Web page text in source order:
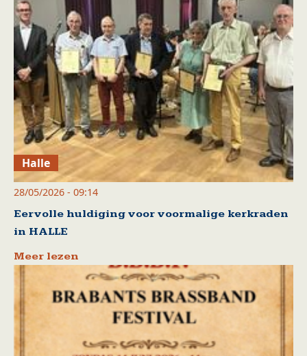
Halle
28/05/2026 - 09:14
Eervolle huldiging voor voormalige kerkraden
in HALLE
Meer lezen